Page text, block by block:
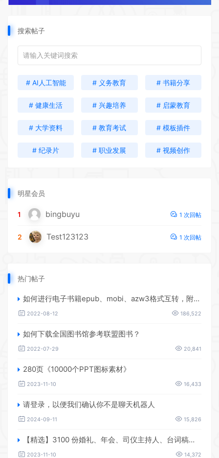
搜索帖子
# AI人工智能 # 义务教育 # 书籍分享
# 健康生活 # 兴趣培养 # 启蒙教育
# 大学资料 # 教育考试 # 模板插件
# 纪录片 # 职业发展 # 视频创作
明星会员
1 bingbuyu 1 次回帖
2 Test123123 1 次回帖
热门帖子
如何进行电子书籍epub、mobi、azw3格式互转，附海量电子书籍资源
2022-08-12 186,522
如何下载全国图书馆参考联盟图书？
2022-07-29 20,841
280页《10000个PPT图标素材》
2023-11-10 16,433
请登录，以便我们确认你不是聊天机器人
2024-09-11 15,826
【精选】3100 份婚礼、年会、司仪主持人、台词稿、节日生日、晚会、开场、开场白素材
2023-11-10 14,372